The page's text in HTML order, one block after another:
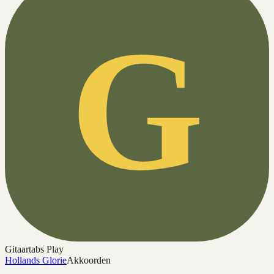
G
Gitaartabs Play
Hollands GlorieAkkoorden